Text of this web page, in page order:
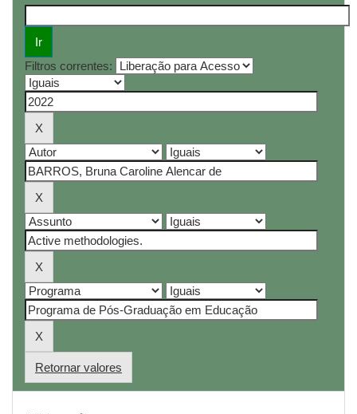
Filtros correntes:
Retornar valores